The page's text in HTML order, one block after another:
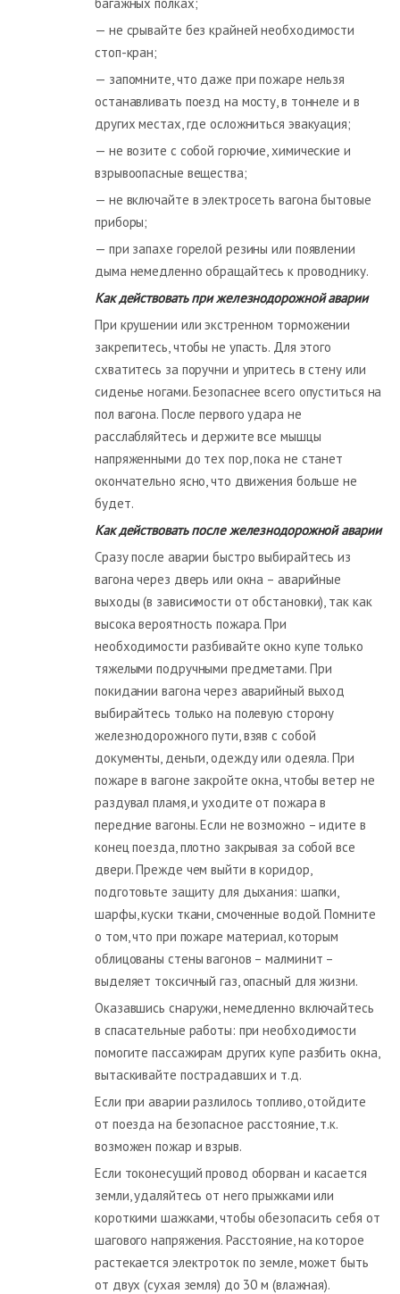
— не срывайте без крайней необходимости
стоп-кран;
— запомните, что даже при пожаре нельзя
останавливать поезд на мосту, в тоннеле и в
других местах, где осложниться эвакуация;
— не возите с собой горючие, химические и
взрывоопасные вещества;
— не включайте в электросеть вагона бытовые
приборы;
— при запахе горелой резины или появлении
дыма немедленно обращайтесь к проводнику.
Как действовать при железнодорожной аварии
При крушении или экстренном торможении
закрепитесь, чтобы не упасть. Для этого
схватитесь за поручни и упритесь в стену или
сиденье ногами. Безопаснее всего опуститься на
пол вагона. После первого удара не
расслабляйтесь и держите все мышцы
напряженными до тех пор, пока не станет
окончательно ясно, что движения больше не
будет.
Как действовать после железнодорожной аварии
Сразу после аварии быстро выбирайтесь из
вагона через дверь или окна – аварийные
выходы (в зависимости от обстановки), так как
высока вероятность пожара. При
необходимости разбивайте окно купе только
тяжелыми подручными предметами. При
покидании вагона через аварийный выход
выбирайтесь только на полевую сторону
железнодорожного пути, взяв с собой
документы, деньги, одежду или одеяла. При
пожаре в вагоне закройте окна, чтобы ветер не
раздувал пламя, и уходите от пожара в
передние вагоны. Если не возможно – идите в
конец поезда, плотно закрывая за собой все
двери. Прежде чем выйти в коридор,
подготовьте защиту для дыхания: шапки,
шарфы, куски ткани, смоченные водой. Помните
о том, что при пожаре материал, которым
облицованы стены вагонов – малминит –
выделяет токсичный газ, опасный для жизни.
Оказавшись снаружи, немедленно включайтесь
в спасательные работы: при необходимости
помогите пассажирам других купе разбить окна,
вытаскивайте пострадавших и т.д.
Если при аварии разлилось топливо, отойдите
от поезда на безопасное расстояние, т.к.
возможен пожар и взрыв.
Если токонесущий провод оборван и касается
земли, удаляйтесь от него прыжками или
короткими шажками, чтобы обезопасить себя от
шагового напряжения. Расстояние, на которое
растекается электроток по земле, может быть
от двух (сухая земля) до 30 м (влажная).